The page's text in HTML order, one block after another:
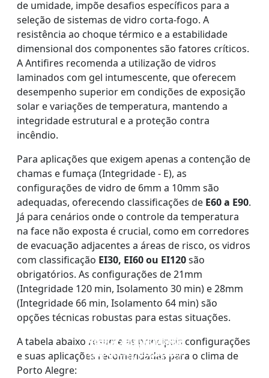
VIDRO DE CAMADA
ÚNICA CONTRA FOGO
VIDRO DE CAMADAS
DUPLAS À PROVA DE
FOGO
JANELAS E PORTAS DE
VIDRO À PROVA DE
FOGO
PAREDE DIVISÓRIA DE
VIDRO À PROVA DE
FOGO
de umidade, impõe desafios específicos para a
seleção de sistemas de vidro corta-fogo. A
resistência ao choque térmico e a estabilidade
dimensional dos componentes são fatores críticos.
A Antifires recomenda a utilização de vidros
laminados com gel intumescente, que oferecem
desempenho superior em condições de exposição
solar e variações de temperatura, mantendo a
integridade estrutural e a proteção contra
incêndio.
Para aplicações que exigem apenas a contenção de
chamas e fumaça (Integridade - E), as
configurações de vidro de 6mm a 10mm são
adequadas, oferecendo classificações de E60 a E90.
Já para cenários onde o controle da temperatura
na face não exposta é crucial, como em corredores
de evacuação adjacentes a áreas de risco, os vidros
com classificação EI30, EI60 ou EI120são
obrigatórios. As configurações de 21mm
(Integridade 120 min, Isolamento 30 min) e 28mm
(Integridade 66 min, Isolamento 64 min) são
opções técnicas robustas para estas situações.
A tabela abaixo resume as principais configurações
e suas aplicações recomendadas para o clima de
Porto Alegre: